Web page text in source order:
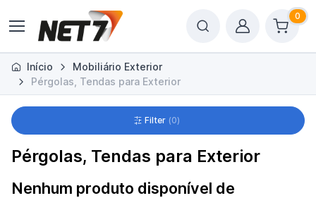
0
Início
Mobiliário Exterior
Pérgolas, Tendas para Exterior
Filter 0
Pérgolas, Tendas para Exterior
Nenhum produto disponível de